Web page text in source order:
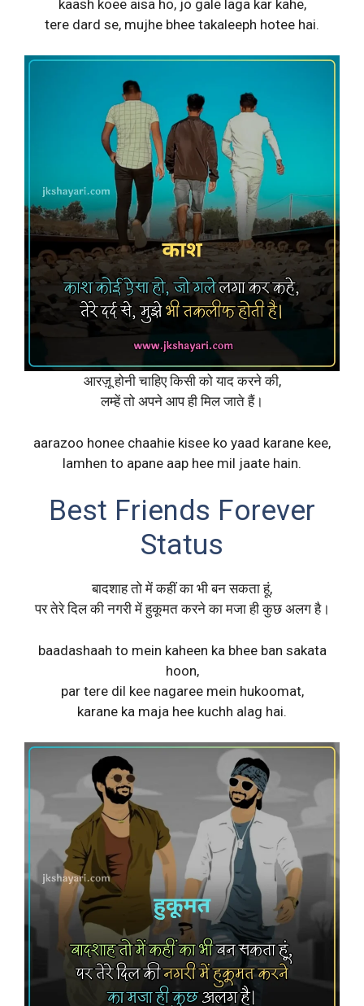
kaash koee aisa ho, jo gale laga kar kahe,
tere dard se, mujhe bhee takaleeph hotee hai.
आरज़ू होनी चाहिए किसी को याद करने की,
लम्हें तो अपने आप ही मिल जाते हैं।
aarazoo honee chaahie kisee ko yaad karane kee,
lamhen to apane aap hee mil jaate hain.
Best Friends Forever
Status
बादशाह तो में कहीं का भी बन सकता हूं,
पर तेरे दिल की नगरी में हुकूमत करने का मजा ही कुछ अलग है।
baadashaah to mein kaheen ka bhee ban sakata
hoon,
par tere dil kee nagaree mein hukoomat,
karane ka maja hee kuchh alag hai.